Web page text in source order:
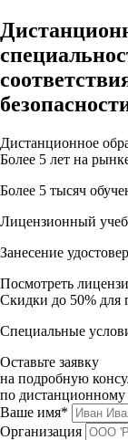
Дистанционное
Более 5 лет на
Более 5 тысяч
Лицензионный
Занесение
Посмотреть
Скидки до 50% для
Специальные
Оставьте заявку
на подробную
по
Ваше имя*
Организация